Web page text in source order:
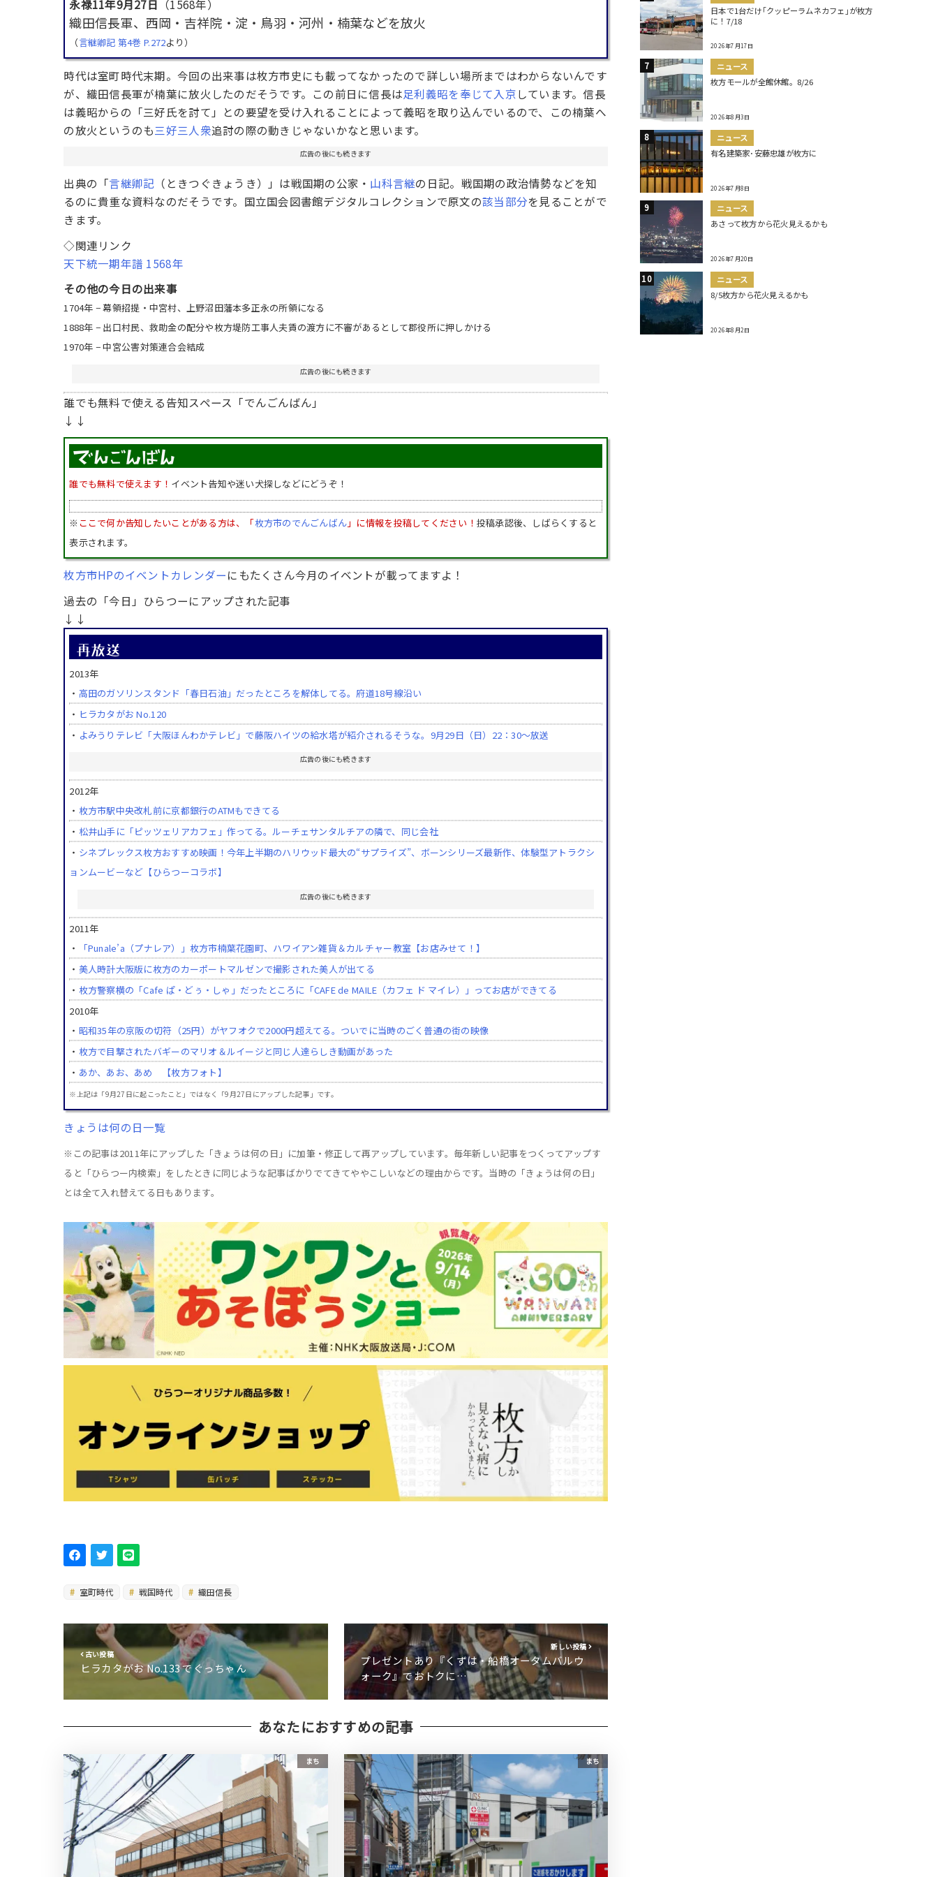
永禄11年9月27日 （1568年）
織田信長軍、西岡・吉祥院・淀・鳥羽・河州・楠葉などを放火
（言継卿記 第4巻 P.272より）
時代は室町時代末期。今回の出来事は枚方市史にも載ってなかったので詳しい場所まではわからないんです
が、織田信長軍が楠葉に放火したのだそうです。この前日に信長は足利義昭を奉じて入京しています。信長
は義昭からの「三好氏を討て」との要望を受け入れることによって義昭を取り込んでいるので、この楠葉へ
の放火というのも三好三人衆追討の際の動きじゃないかなと思います。
広告の後にも続きます
出典の「言継卿記 （ときつぐきょうき）」は戦国期の公家・ 山科言継の日記。戦国期の政治情勢などを知
るのに貴重な資料なのだそうです。国立国会図書館デジタルコレクションで原文の該当部分を見ることがで
きます。
◇関連リンク
天下統一期年譜 1568年
その他の今日の出来事
1704年 − 幕領招提・中宮村、上野沼田藩本多正永の所領になる
1888年 − 出口村民、救助金の配分や枚方堤防工事人夫賃の渡方に不審があるとして郡役所に押しかける
1970年 − 中宮公害対策連合会結成
広告の後にも続きます
誰でも無料で使える告知スペース「でんごんばん」
↓↓
誰でも無料で使えます！ イベント告知や迷い犬探しなどにどうぞ！
※ ここで何か告知したいことがある方は、「枚方市のでんごんばん 」に情報を投稿してください！ 投稿承認後、しばらくすると
表示されます。
枚方市HPのイベントカレンダーにもたくさん今月のイベントが載ってますよ！
過去の「今日」ひらつーにアップされた記事
↓↓
2013年
・ 高田のガソリンスタンド「春日石油」だったところを解体してる。府道18号線沿い
・ ヒラカタがお No.120
・ よみうりテレビ「大阪ほんわかテレビ」で藤阪ハイツの給水塔が紹介されるそうな。9月29日（日）22：30～放送
広告の後にも続きます
2012年
・ 枚方市駅中央改札前に京都銀行のATMもできてる
・ 松井山手に「ピッツェリアカフェ」作ってる。ルーチェサンタルチアの隣で、同じ会社
・ シネプレックス枚方おすすめ映画！今年上半期のハリウッド最大の“サプライズ”、ボーンシリーズ最新作、体験型アトラクシ
ョンムービーなど【ひらつーコラボ】
広告の後にも続きます
2011年
・
「Punale’a（プナレア）」枚方市楠葉花園町、ハワイアン雑貨＆カルチャー教室【お店みせて！】
・ 美人時計大阪版に枚方のカーポートマルゼンで撮影された美人が出てる
・ 枚方警察横の「Cafe ぱ・どぅ・しゃ」だったところに「CAFE de MAILE（カフェ ド マイレ）」ってお店ができてる
2010年
・ 昭和35年の京阪の切符（25円）がヤフオクで2000円超えてる。ついでに当時のごく普通の街の映像
・ 枚方で目撃されたバギーのマリオ＆ルイージと同じ人達らしき動画があった
・ あか、あお、あめ 【枚方フォト】
※上記は「9月27日に起こったこと」ではなく「9月27日にアップした記事」です。
きょうは何の日一覧
※この記事は2011年にアップした「きょうは何の日」に加筆・修正して再アップしています。毎年新しい記事をつくってアップす
ると「ひらつー内検索」をしたときに同じような記事ばかりでてきてややこしいなどの理由からです。当時の「きょうは何の日」
とは全て入れ替えてる日もあります。
室町時代 戦国時代 織田信長
古い投稿
ヒラカタがお No.133 でぐっちゃん
新しい投稿
プレゼントあり『くずは・船橋オータムバルウ
ォーク』でおトクに…
あなたにおすすめの記事
まち まち
日本で1台だけ｢クッピーラムネカフェ｣が枚方
に！7/18
2026年7月17日
ニュース
枚方モールが全館休館。8/26
2026年8月3日
ニュース
有名建築家･安藤忠雄が枚方に
2026年7月8日
ニュース
あさって枚方から花火見えるかも
2026年7月20日
ニュース
8/5枚方から花火見えるかも
2026年8月2日